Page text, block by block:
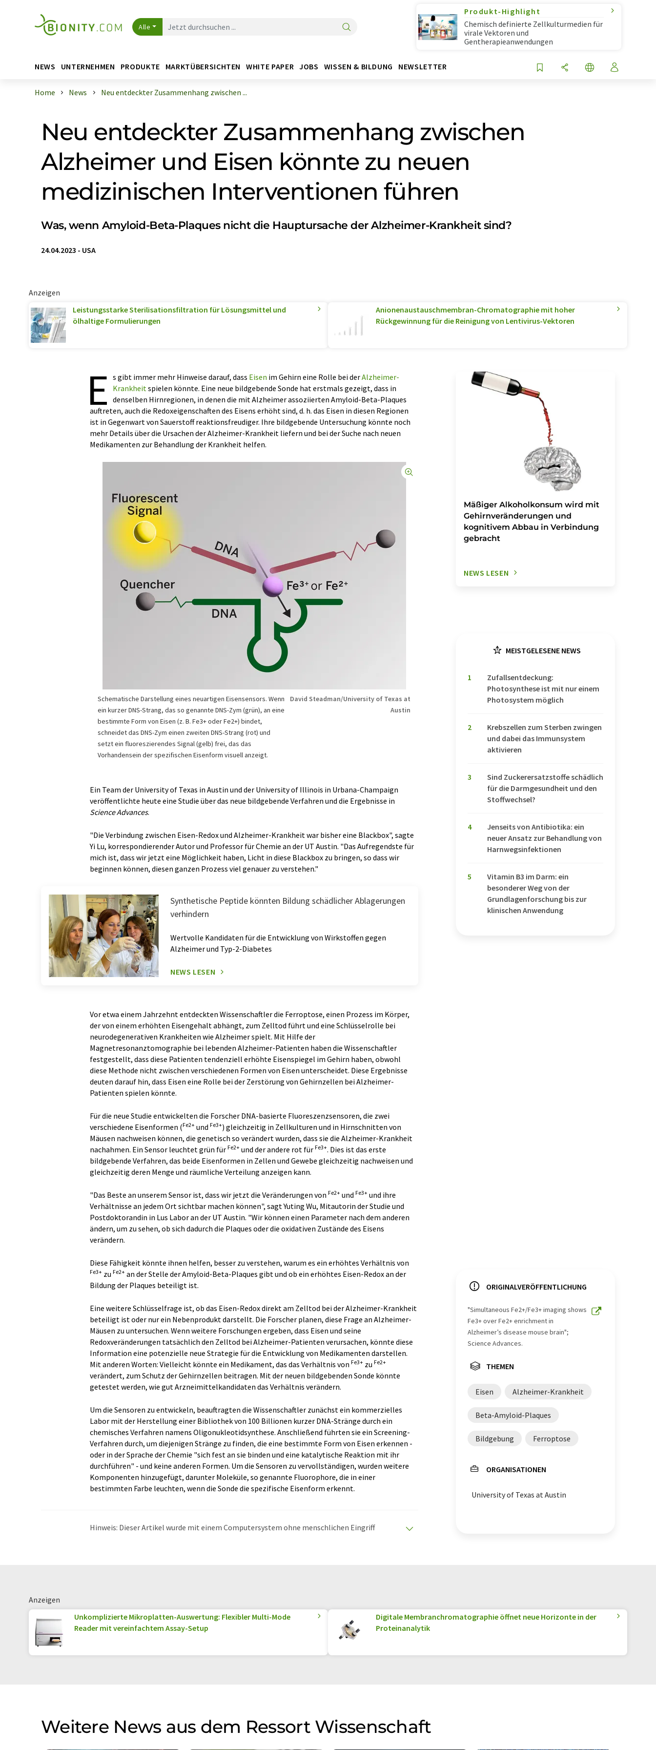
Alle
Produkt-Highlight
Chemisch definierte Zellkulturmedien für
virale Vektoren und
Gentherapieanwendungen
NEWS UNTERNEHMEN PRODUKTE MARKTÜBERSICHTEN WHITE PAPER JOBS WISSEN & BILDUNG NEWSLETTER
Home News Neu entdeckter Zusammenhang zwischen ...
Neu entdeckter Zusammenhang zwischen
Alzheimer und Eisen könnte zu neuen
medizinischen Interventionen führen
Was, wenn Amyloid-Beta-Plaques nicht die Hauptursache der Alzheimer-Krankheit sind?
24.04.2023 - USA
Anzeigen
Leistungsstarke Sterilisationsfiltration für Lösungsmittel und
ölhaltige Formulierungen
Anionenaustauschmembran-Chromatographie mit hoher
Rückgewinnung für die Reinigung von Lentivirus-Vektoren
E s gibt immer mehr Hinweise darauf, dass Eisen im Gehirn eine Rolle bei derAlzheimer-
Krankheitspielen könnte. Eine neue bildgebende Sonde hat erstmals gezeigt, dass in
denselben Hirnregionen, in denen die mit Alzheimer assoziierten Amyloid-Beta-Plaques
auftreten, auch die Redoxeigenschaften des Eisens erhöht sind, d. h. das Eisen in diesen Regionen
ist in Gegenwart von Sauerstoff reaktionsfreudiger. Ihre bildgebende Untersuchung könnte noch
mehr Details über die Ursachen der Alzheimer-Krankheit liefern und bei der Suche nach neuen
Medikamenten zur Behandlung der Krankheit helfen.
Schematische Darstellung eines neuartigen Eisensensors. Wenn
ein kurzer DNS-Strang, das so genannte DNS-Zym (grün), an eine
bestimmte Form von Eisen (z. B. Fe3+ oder Fe2+) bindet,
schneidet das DNS-Zym einen zweiten DNS-Strang (rot) und
setzt ein fluoreszierendes Signal (gelb) frei, das das
Vorhandensein der spezifischen Eisenform visuell anzeigt.
David Steadman/University of Texas at
Austin
Ein Team der University of Texas in Austin und der University of Illinois in Urbana-Champaign
veröffentlichte heute eine Studie über das neue bildgebende Verfahren und die Ergebnisse in
Science Advances.
"Die Verbindung zwischen Eisen-Redox und Alzheimer-Krankheit war bisher eine Blackbox", sagte
Yi Lu, korrespondierender Autor und Professor für Chemie an der UT Austin. "Das Aufregendste für
mich ist, dass wir jetzt eine Möglichkeit haben, Licht in diese Blackbox zu bringen, so dass wir
beginnen können, diesen ganzen Prozess viel genauer zu verstehen."
Synthetische Peptide könnten Bildung schädlicher Ablagerungen
verhindern
Wertvolle Kandidaten für die Entwicklung von Wirkstoffen gegen
Alzheimer und Typ-2-Diabetes
NEWS LESEN
Vor etwa einem Jahrzehnt entdeckten Wissenschaftler die Ferroptose, einen Prozess im Körper,
der von einem erhöhten Eisengehalt abhängt, zum Zelltod führt und eine Schlüsselrolle bei
neurodegenerativen Krankheiten wie Alzheimer spielt. Mit Hilfe der
Magnetresonanztomographie bei lebenden Alzheimer-Patienten haben die Wissenschaftler
festgestellt, dass diese Patienten tendenziell erhöhte Eisenspiegel im Gehirn haben, obwohl
diese Methode nicht zwischen verschiedenen Formen von Eisen unterscheidet. Diese Ergebnisse
deuten darauf hin, dass Eisen eine Rolle bei der Zerstörung von Gehirnzellen bei Alzheimer-
Patienten spielen könnte.
Für die neue Studie entwickelten die Forscher DNA-basierte Fluoreszenzsensoren, die zwei
verschiedene Eisenformen (Fe2+ und Fe3+) gleichzeitig in Zellkulturen und in Hirnschnitten von
Mäusen nachweisen können, die genetisch so verändert wurden, dass sie die Alzheimer-Krankheit
nachahmen. Ein Sensor leuchtet grün für Fe2+ und der andere rot für Fe3+. Dies ist das erste
bildgebende Verfahren, das beide Eisenformen in Zellen und Gewebe gleichzeitig nachweisen und
gleichzeitig deren Menge und räumliche Verteilung anzeigen kann.
"Das Beste an unserem Sensor ist, dass wir jetzt die Veränderungen von Fe2+ und Fe3+ und ihre
Verhältnisse an jedem Ort sichtbar machen können", sagt Yuting Wu, Mitautorin der Studie und
Postdoktorandin in Lus Labor an der UT Austin. "Wir können einen Parameter nach dem anderen
ändern, um zu sehen, ob sich dadurch die Plaques oder die oxidativen Zustände des Eisens
verändern.
Diese Fähigkeit könnte ihnen helfen, besser zu verstehen, warum es ein erhöhtes Verhältnis von
Fe3+ zu Fe2+ an der Stelle der Amyloid-Beta-Plaques gibt und ob ein erhöhtes Eisen-Redox an der
Bildung der Plaques beteiligt ist.
Eine weitere Schlüsselfrage ist, ob das Eisen-Redox direkt am Zelltod bei der Alzheimer-Krankheit
beteiligt ist oder nur ein Nebenprodukt darstellt. Die Forscher planen, diese Frage an Alzheimer-
Mäusen zu untersuchen. Wenn weitere Forschungen ergeben, dass Eisen und seine
Redoxveränderungen tatsächlich den Zelltod bei Alzheimer-Patienten verursachen, könnte diese
Information eine potenzielle neue Strategie für die Entwicklung von Medikamenten darstellen.
Mit anderen Worten: Vielleicht könnte ein Medikament, das das Verhältnis von Fe3+ zu Fe2+
verändert, zum Schutz der Gehirnzellen beitragen. Mit der neuen bildgebenden Sonde könnte
getestet werden, wie gut Arzneimittelkandidaten das Verhältnis verändern.
Um die Sensoren zu entwickeln, beauftragten die Wissenschaftler zunächst ein kommerzielles
Labor mit der Herstellung einer Bibliothek von 100 Billionen kurzer DNA-Stränge durch ein
chemisches Verfahren namens Oligonukleotidsynthese. Anschließend führten sie ein Screening-
Verfahren durch, um diejenigen Stränge zu finden, die eine bestimmte Form von Eisen erkennen -
oder in der Sprache der Chemie "sich fest an sie binden und eine katalytische Reaktion mit ihr
durchführen" - und keine anderen Formen. Um die Sensoren zu vervollständigen, wurden weitere
Komponenten hinzugefügt, darunter Moleküle, so genannte Fluorophore, die in einer
bestimmten Farbe leuchten, wenn die Sonde die spezifische Eisenform erkennt.
Hinweis: Dieser Artikel wurde mit einem Computersystem ohne menschlichen Eingriff
Mäßiger Alkoholkonsum wird mit
Gehirnveränderungen und
kognitivem Abbau in Verbindung
gebracht
NEWS LESEN
MEISTGELESENE NEWS
1
Zufallsentdeckung:
Photosynthese ist mit nur einem
Photosystem möglich
2
Krebszellen zum Sterben zwingen
und dabei das Immunsystem
aktivieren
3
Sind Zuckerersatzstoffe schädlich
für die Darmgesundheit und den
Stoffwechsel?
4
Jenseits von Antibiotika: ein
neuer Ansatz zur Behandlung von
Harnwegsinfektionen
5
Vitamin B3 im Darm: ein
besonderer Weg von der
Grundlagenforschung bis zur
klinischen Anwendung
ORIGINALVERÖFFENTLICHUNG
"Simultaneous Fe2+/Fe3+ imaging shows
Fe3+ over Fe2+ enrichment in
Alzheimer’s disease mouse brain";
Science Advances.
THEMEN
Eisen Alzheimer-Krankheit
Beta-Amyloid-Plaques
Bildgebung Ferroptose
ORGANISATIONEN
University of Texas at Austin
Anzeigen
Unkomplizierte Mikroplatten-Auswertung: Flexibler Multi-Mode
Reader mit vereinfachtem Assay-Setup
Digitale Membranchromatographie öffnet neue Horizonte in der
Proteinanalytik
Weitere News aus dem Ressort Wissenschaft